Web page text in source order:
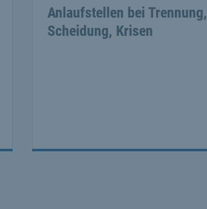
Anlaufstellen bei Trennung,
Scheidung, Krisen